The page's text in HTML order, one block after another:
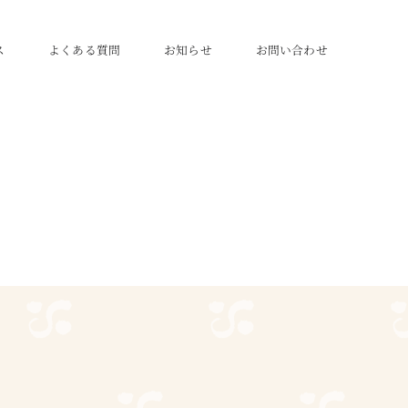
よくある質問 お知らせ お問い合わせ